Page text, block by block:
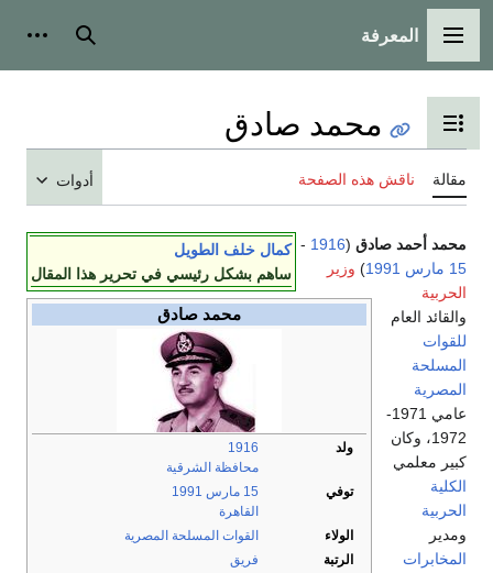
القائمة الرئيسية
المعرفة بحث
تبديل عرض جدول المحتويات
محمد صادق
مقالة ناقش هذه الصفحة أدوات
كمال خلف الطويل
ساهم بشكل رئيسي في تحرير هذا المقال
محمد صادق
ولد
1916
محافظة الشرقية
توفي
15 مارس
1991
القاهرة
الولاء
القوات المسلحة المصرية
الرتبة
فريق
محمد أحمد صادق (
1916
-
15 مارس
1991
) وزير
الحربية
والقائد العام
للقوات
المسلحة
المصرية
عامي 1971-
1972، وكان
كبير معلمي
الكلية
الحربية
ومدير
المخابرات